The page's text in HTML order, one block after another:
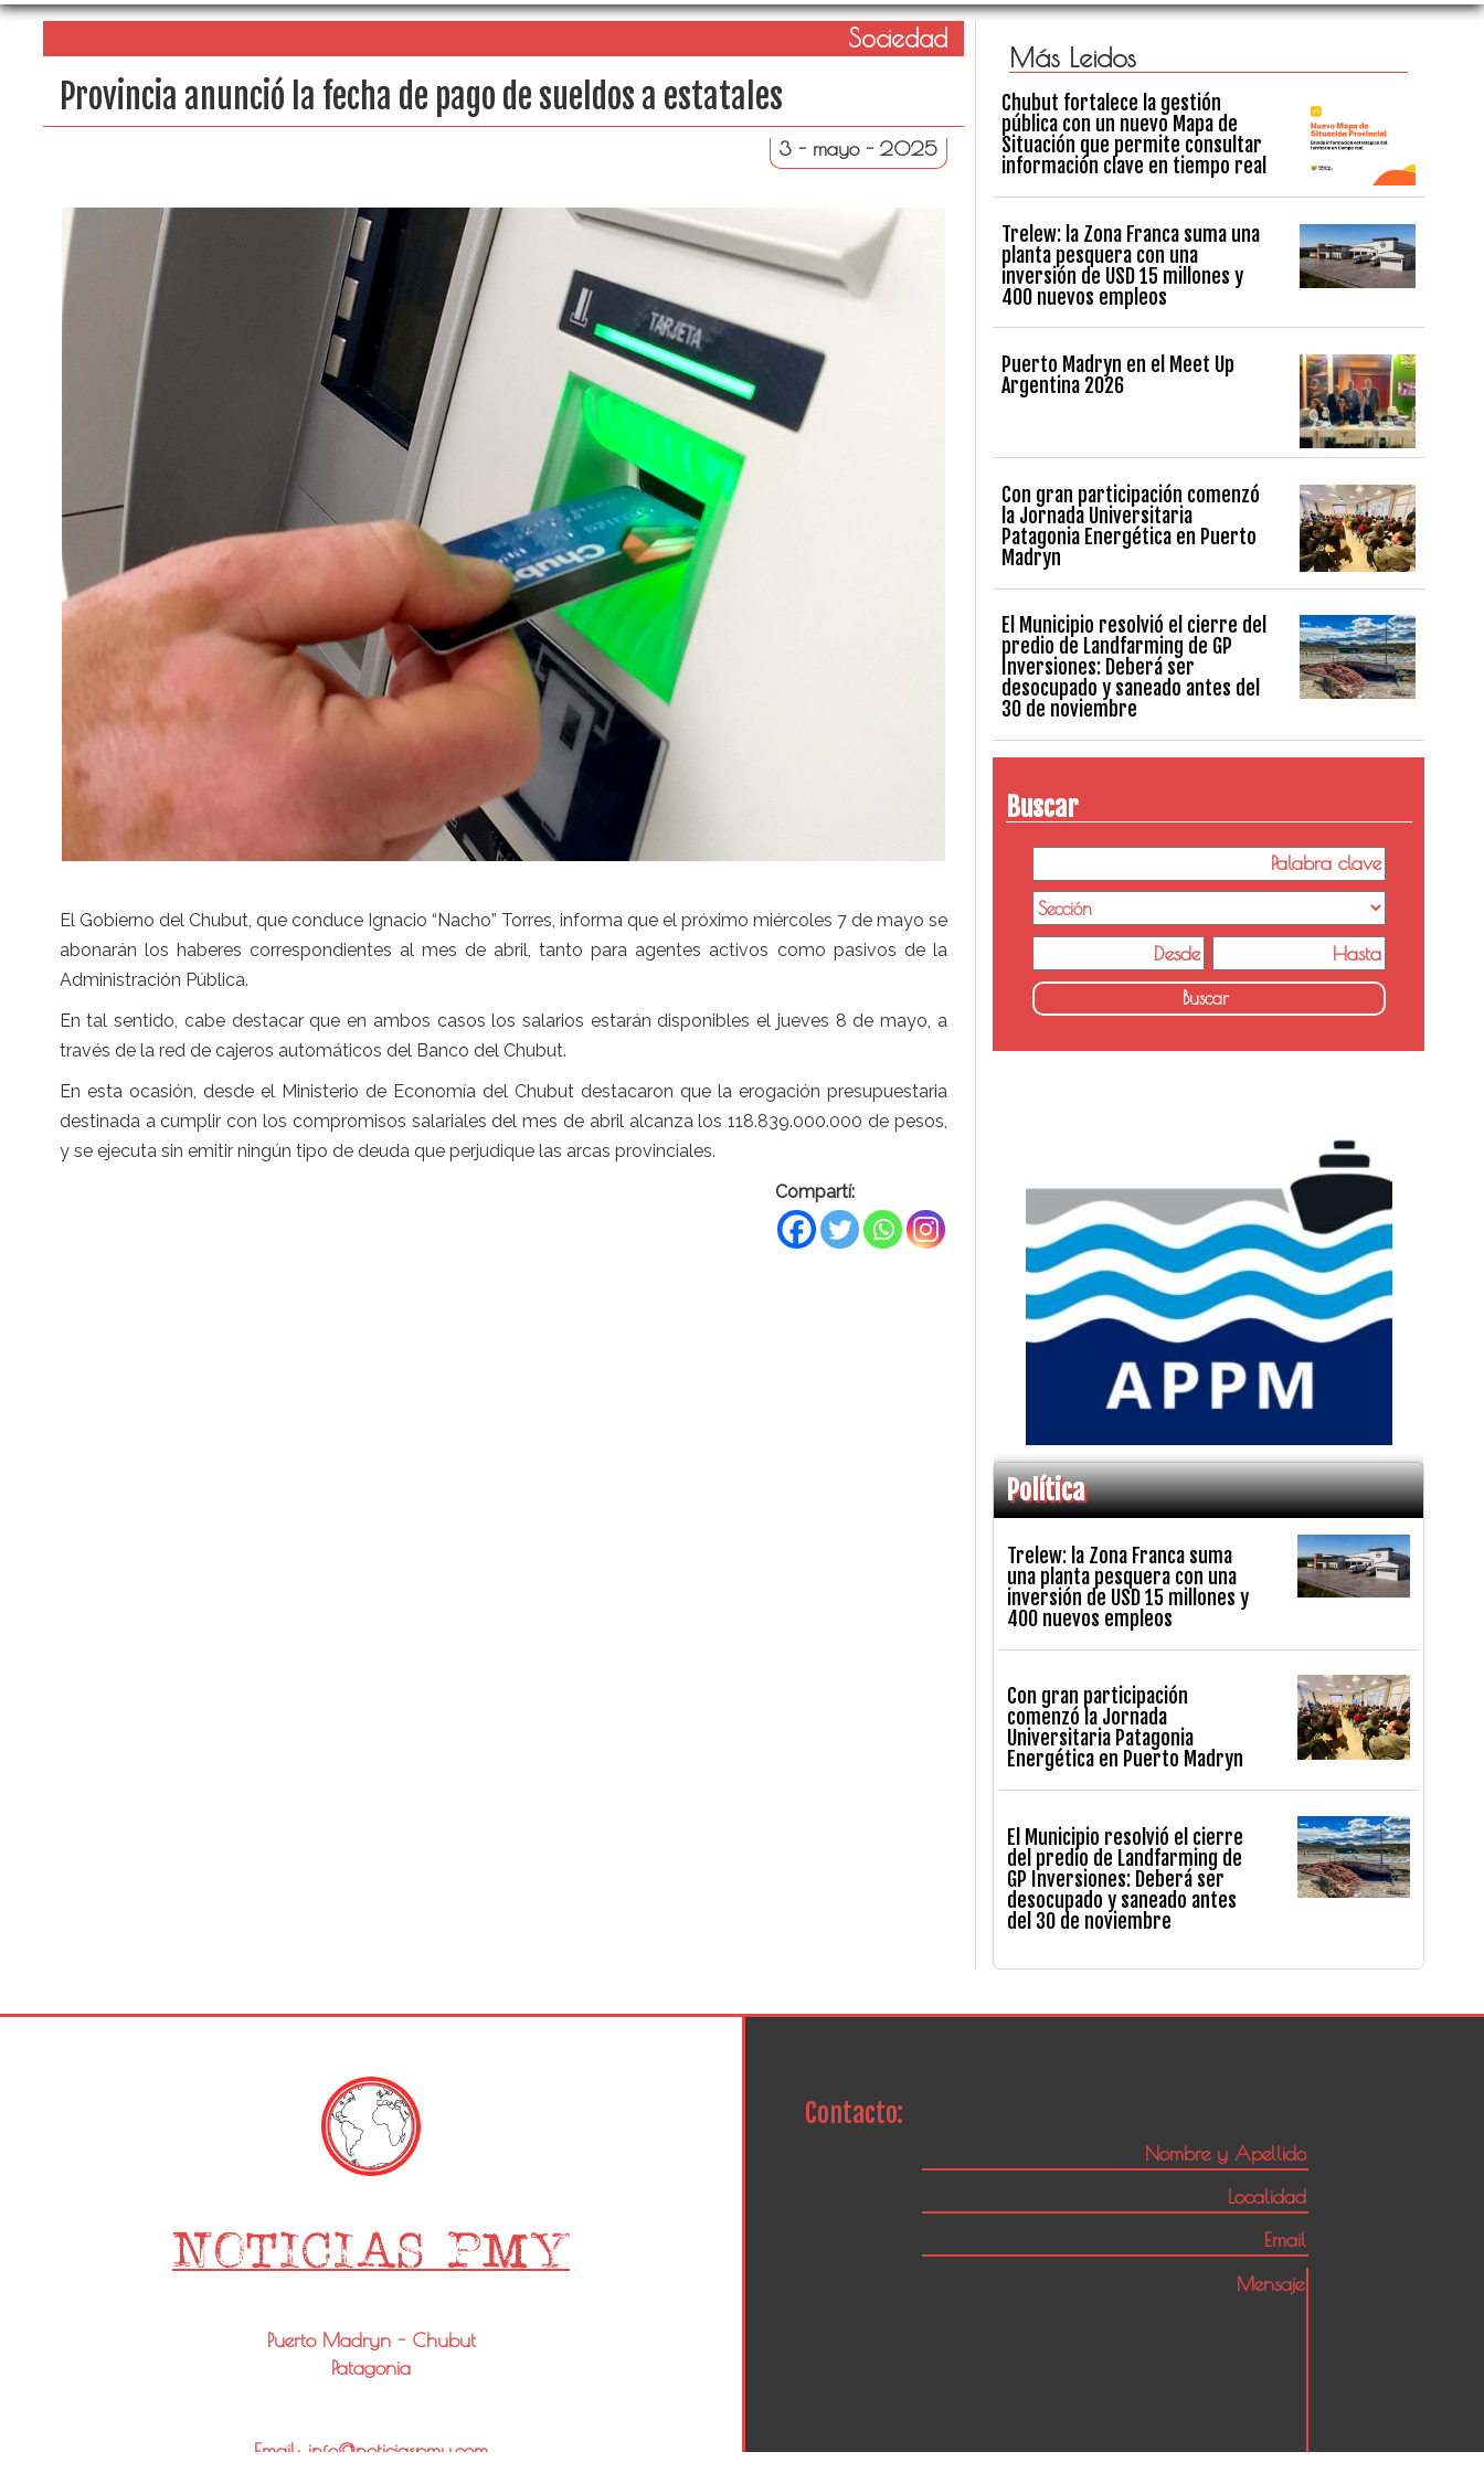
Sociedad
Provincia anunció la fecha de pago de sueldos a estatales
3 - mayo - 2025
El Gobierno del Chubut, que conduce Ignacio “Nacho” Torres, informa que el próximo miércoles 7 de mayo se
abonarán los haberes correspondientes al mes de abril, tanto para agentes activos como pasivos de la
Administración Pública.
En tal sentido, cabe destacar que en ambos casos los salarios estarán disponibles el jueves 8 de mayo, a
través de la red de cajeros automáticos del Banco del Chubut.
En esta ocasión, desde el Ministerio de Economía del Chubut destacaron que la erogación presupuestaria
destinada a cumplir con los compromisos salariales del mes de abril alcanza los 118.839.000.000 de pesos,
y se ejecuta sin emitir ningún tipo de deuda que perjudique las arcas provinciales.
Compartí:
Más Leidos
Chubut fortalece la gestión
pública con un nuevo Mapa de
Situación que permite consultar
información clave en tiempo real
Trelew: la Zona Franca suma una
planta pesquera con una
inversión de USD 15 millones y
400 nuevos empleos
Puerto Madryn en el Meet Up
Argentina 2026
Con gran participación comenzó
la Jornada Universitaria
Patagonia Energética en Puerto
Madryn
El Municipio resolvió el cierre del
predio de Landfarming de GP
Inversiones: Deberá ser
desocupado y saneado antes del
30 de noviembre
Buscar
Política
Trelew: la Zona Franca suma
una planta pesquera con una
inversión de USD 15 millones y
400 nuevos empleos
Con gran participación
comenzó la Jornada
Universitaria Patagonia
Energética en Puerto Madryn
El Municipio resolvió el cierre
del predio de Landfarming de
GP Inversiones: Deberá ser
desocupado y saneado antes
del 30 de noviembre
Puerto Madryn - Chubut
Patagonia
Email: info@noticiaspmy.com
Contacto: